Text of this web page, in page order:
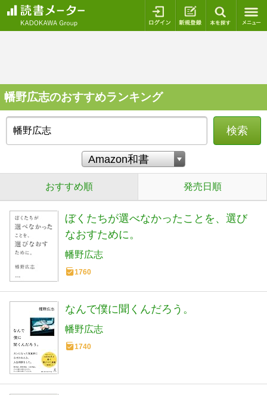
ログイン 新規登録
幡野広志のおすすめランキング
検索
おすすめ順 発売日順
ぼくたちが選べなかったことを、選び
なおすために。
幡野広志
1760
なんで僕に聞くんだろう。
幡野広志
1740